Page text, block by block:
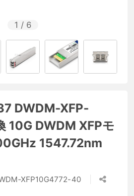
1 / 6
DWDM-XFP-
10G DWDM XFPモ
1547.72nm
XFP10G4772-40